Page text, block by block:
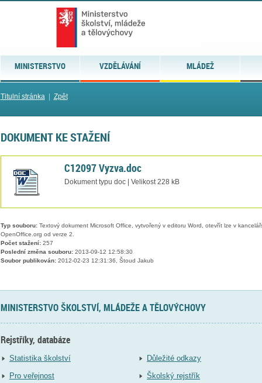
MINISTERSTVO VZDĚLÁVÁNÍ MLÁDEŽ
Titulní stránka| Zpět
DOKUMENT KE STAŽENÍ
C12097 Vyzva.doc
Dokument typu doc | Velikost 228 kB
Typ souboru:Textový dokument Microsoft Office, vytvořený v editoru Word, otevřít lze v
OpenOffice.org od verze 2.
Počet stažení:257
Poslední změna souboru:2013-09-12 12:58:30
Soubor publikován:2012-02-23 12:31:36, Štoud Jakub
MINISTERSTVO ŠKOLSTVÍ, MLÁDEŽE A TĚLOVÝCHOVY
Rejstříky, databáze
Statistika školství
Pro veřejnost
Důležité odkazy
Školský rejstřík